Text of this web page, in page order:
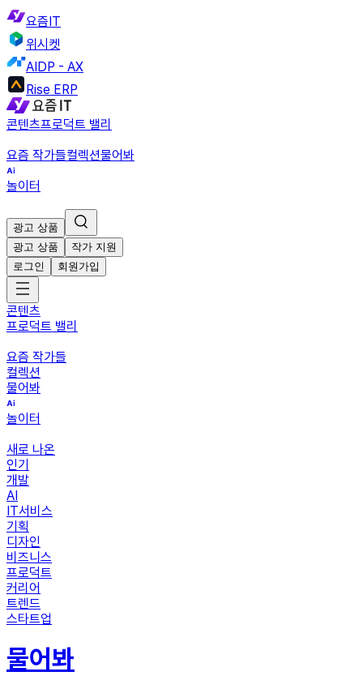
요즘IT
위시켓
AIDP - AX
Rise ERP
콘텐츠프로덕트 밸리
요즘 작가들컬렉션물어봐
놀이터
광고 상품
광고 상품
작가 지원
로그인
회원가입
콘텐츠
프로덕트 밸리
요즘 작가들
컬렉션
물어봐
놀이터
새로 나온
인기
개발
AI
IT서비스
기획
디자인
비즈니스
프로덕트
커리어
트렌드
스타트업
물어봐